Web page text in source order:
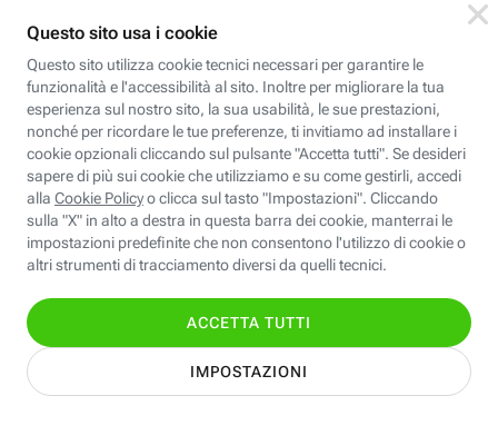
CFFC<TagID>
Limite di
CM 1 giorno
Identifica se
ricontrollare
corrispondenti
(impostata da
CM14 14 giorni
Identifica se
ricontrollare
corrispondenti
(impostata da
pagine
EBFC<BannerID> 7 giorni
Identifica la
banner
Identifica la